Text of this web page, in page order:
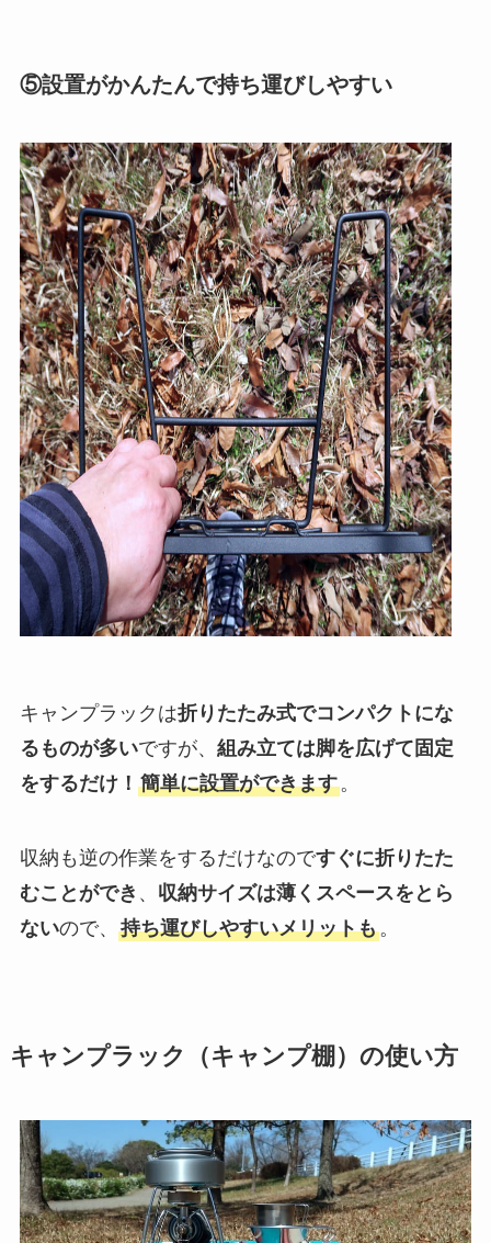
⑤設置がかんたんで持ち運びしやすい
キャンプラックは折りたたみ式でコンパクトにな
るものが多いですが、 組み立ては脚を広げて固定
をするだけ！ 簡単に設置ができます。
収納も逆の作業をするだけなのですぐに折りたた
むことができ 、 収納サイズは薄くスペースをとら
ないので、 持ち運びしやすいメリットも。
キャンプラック（キャンプ棚）の使い方